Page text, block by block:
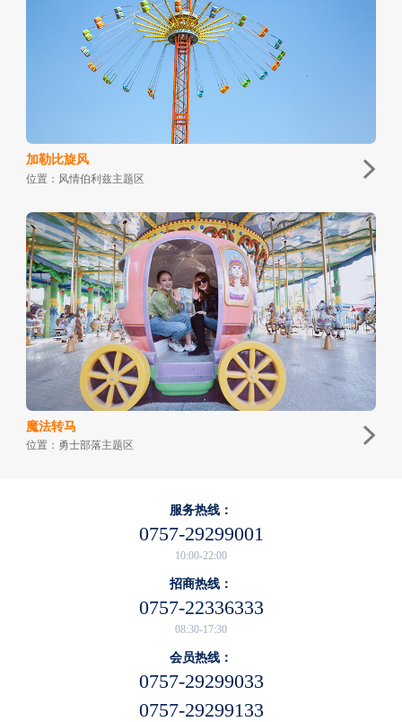
加勒比旋风
位置：风情伯利兹主题区
魔法转马
位置：勇士部落主题区
服务热线：
0757-29299001
10:00-22:00
招商热线：
0757-22336333
08:30-17:30
会员热线：
0757-29299033
0757-29299133